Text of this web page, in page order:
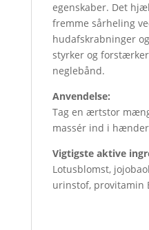
egenskaber. Det
fremme sårheling
hudafskrabninger
styrker og
neglebånd.
Anvendelse:
Tag en ærtstor
massér ind i
Vigtigste aktive
Lotusblomst,
urinstof, provitamin